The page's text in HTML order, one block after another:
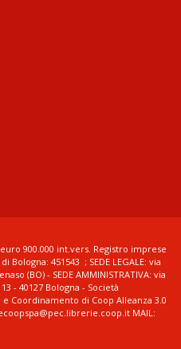
euro 900.000 int.vers. Registro imprese
Bologna: 451543 ; SEDE LEGALE: via
(BO) - SEDE AMMINISTRATIVA: via
- 40127 Bologna - Società
Coordinamento di Coop Alleanza 3.0
MAIL: